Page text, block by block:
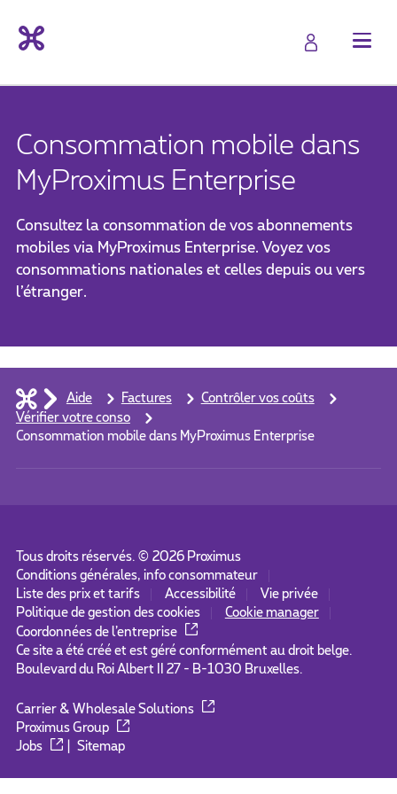
Consommation mobile dans
MyProximus Enterprise
Consultez la consommation de vos abonnements
mobiles via MyProximus Enterprise. Voyez vos
consommations nationales et celles depuis ou vers
l’étranger.
Aide Factures
Contrôler vos coûts
Vérifier votre conso
Consommation mobile dans MyProximus Enterprise
Tous droits réservés. © 2026Proximus
Conditions générales, info consommateur
Liste des prix et tarifs
Accessibilité
Vie privée
Politique de gestion des cookies
Cookie manager
Coordonnées de l’entreprise
Ce site a été créé et est géré conformément au droit belge.
Boulevard du Roi Albert II 27 - B-1030 Bruxelles.
Carrier & Wholesale Solutions
Proximus Group
Jobs
|Sitemap